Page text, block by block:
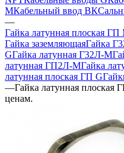
МКабельный ввод ВК
—
Гайка латунная плоская
Гайка заземляющаяГайка
GГайка латунная Г32Л-М
латунная ГП2Л-МГайка
латунная плоская ГП G
—Гайка латунная
ценам.